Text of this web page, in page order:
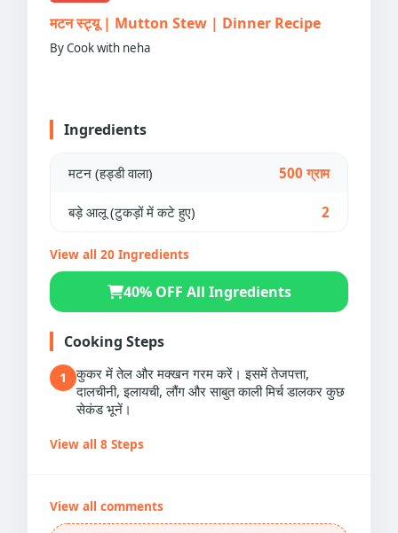
मटन स्ट्यू | Mutton Stew | Dinner Recipe
By Cook with neha
Ingredients
मटन (हड्डी वाला) 500 ग्राम
बड़े आलू (टुकड़ों में कटे हुए) 2
View all 20 Ingredients
40% OFF All Ingredients
Cooking Steps
1
कुकर में तेल और मक्खन गरम करें। इसमें तेजपत्ता,
दालचीनी, इलायची, लौंग और साबुत काली मिर्च डालकर कुछ
सेकंड भूनें।
View all 8 Steps
View all comments